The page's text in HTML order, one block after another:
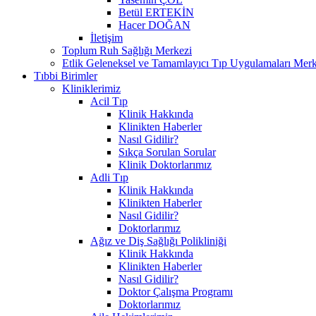
Betül ERTEKİN
Hacer DOĞAN
İletişim
Toplum Ruh Sağlığı Merkezi
Etlik Geleneksel ve Tamamlayıcı Tıp Uygulamaları
Tıbbi Birimler
Kliniklerimiz
Acil Tıp
Klinik Hakkında
Klinikten Haberler
Nasıl Gidilir?
Sıkça Sorulan Sorular
Klinik Doktorlarımız
Adli Tıp
Klinik Hakkında
Klinikten Haberler
Nasıl Gidilir?
Doktorlarımız
Ağız ve Diş Sağlığı Polikliniği
Klinik Hakkında
Klinikten Haberler
Nasıl Gidilir?
Doktor Çalışma Programı
Doktorlarımız